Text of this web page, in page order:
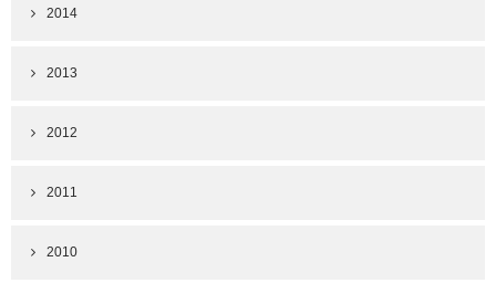
2014
2013
2012
2011
2010